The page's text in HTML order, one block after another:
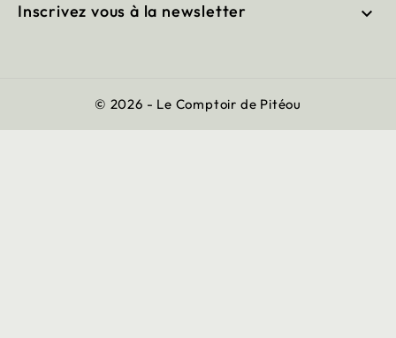
Inscrivez vous à la newsletter 
© 2026 - Le Comptoir de Pitéou